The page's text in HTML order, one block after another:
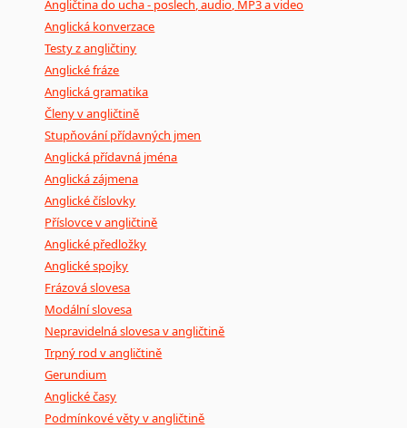
Angličtina do ucha - poslech, audio, MP3 a video
Anglická konverzace
Testy z angličtiny
Anglické fráze
Anglická gramatika
Členy v angličtině
Stupňování přídavných jmen
Anglická přídavná jména
Anglická zájmena
Anglické číslovky
Příslovce v angličtině
Anglické předložky
Anglické spojky
Frázová slovesa
Modální slovesa
Nepravidelná slovesa v angličtině
Trpný rod v angličtině
Gerundium
Anglické časy
Podmínkové věty v angličtině